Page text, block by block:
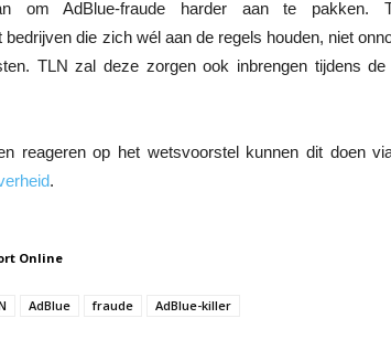
om AdBlue-fraude harder aan te pakken.
bedrijven die zich wél aan de regels houden, niet
TLN zal deze zorgen ook inbrengen tijdens
reageren op het wetsvoorstel kunnen dit doen
.
Online
AdBlue fraude AdBlue-killer